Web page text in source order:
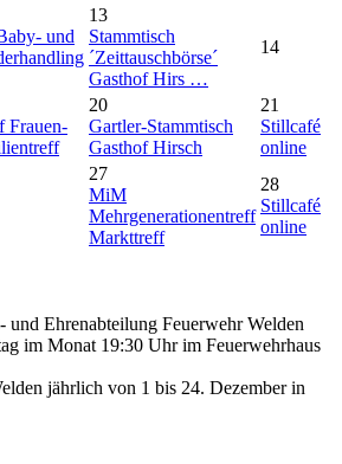
und
13
Stammtisch
´Zeittauschbörse´
Gasthof Hirs …
14
Frauen-
20
Gartler-Stammtisch
Gasthof Hirsch
21
Stillcafé
online
27
MiM
Mehrgenerationentreff
Markttreff
28
Stillcafé
online
und Ehrenabteilung Feuerwehr Welden
im Monat 19:30 Uhr im Feuerwehrhaus
jährlich von 1 bis 24. Dezember in